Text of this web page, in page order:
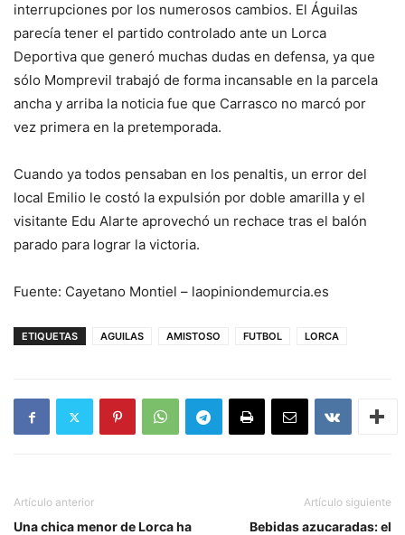
interrupciones por los numerosos cambios. El Águilas
parecía tener el partido controlado ante un Lorca
Deportiva que generó muchas dudas en defensa, ya que
sólo Momprevil trabajó de forma incansable en la parcela
ancha y arriba la noticia fue que Carrasco no marcó por
vez primera en la pretemporada.
Cuando ya todos pensaban en los penaltis, un error del
local Emilio le costó la expulsión por doble amarilla y el
visitante Edu Alarte aprovechó un rechace tras el balón
parado para lograr la victoria.
Fuente: Cayetano Montiel – laopiniondemurcia.es
ETIQUETAS AGUILAS AMISTOSO FUTBOL LORCA
Artículo anterior
Una chica menor de Lorca ha
Artículo siguiente
Bebidas azucaradas: el